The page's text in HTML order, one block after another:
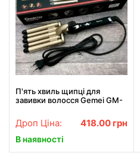
П'ять хвиль щипці для
завивки волосся Gemei GM-
волосся АКЦІЯ
Дроп Ціна: 418.00 грн
В наявності